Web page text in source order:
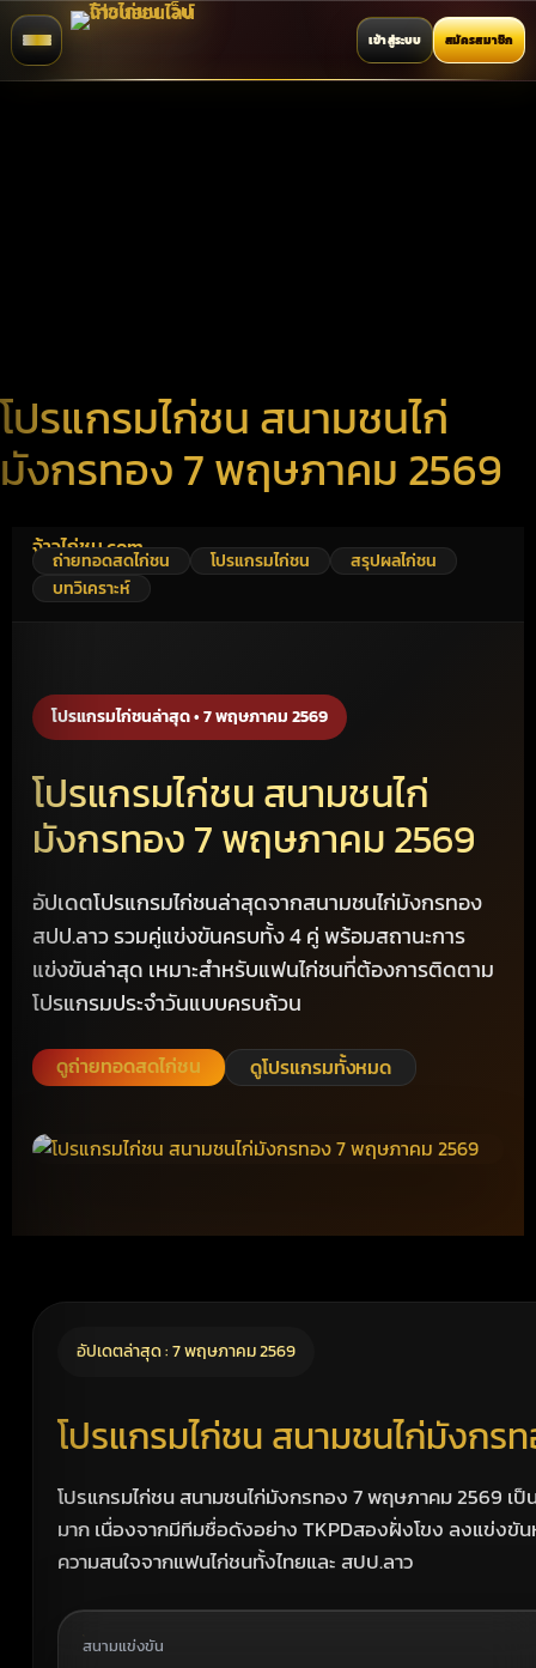
เข้าสู่ระบบ สมัครสมาชิก
โปรแกรมไก่ชน สนามชนไก่
มังกรทอง 7 พฤษภาคม 2569
จ้าวไก่ชน.com
ถ่ายทอดสดไก่ชน โปรแกรมไก่ชน
สรุปผลไก่ชน
บทวิเคราะห์
โปรแกรมไก่ชนล่าสุด • 7 พฤษภาคม 2569
โปรแกรมไก่ชน สนามชนไก่
มังกรทอง 7 พฤษภาคม 2569
อัปเดตโปรแกรมไก่ชนล่าสุดจากสนามชนไก่มังกรทอง
สปป.ลาว รวมคู่แข่งขันครบทั้ง 4 คู่ พร้อมสถานะการ
แข่งขันล่าสุด เหมาะสำหรับแฟนไก่ชนที่ต้องการติดตาม
โปรแกรมประจำวันแบบครบถ้วน
ดูถ่ายทอดสดไก่ชน ดูโปรแกรมทั้งหมด
อัปเดตล่าสุด : 7 พฤษภาคม 2569
โปรแกรมไก่ชน สนามชนไก่มังกร
โปรแกรมไก่ชน สนามชนไก่มังกรทอง 7 พฤษภาคม 2569 เ
มาก เนื่องจากมีทีมชื่อดังอย่าง TKPDสองฝั่งโขง ลงแข่งขัน
ความสนใจจากแฟนไก่ชนทั้งไทยและ สปป.ลาว
สนามแข่งขัน